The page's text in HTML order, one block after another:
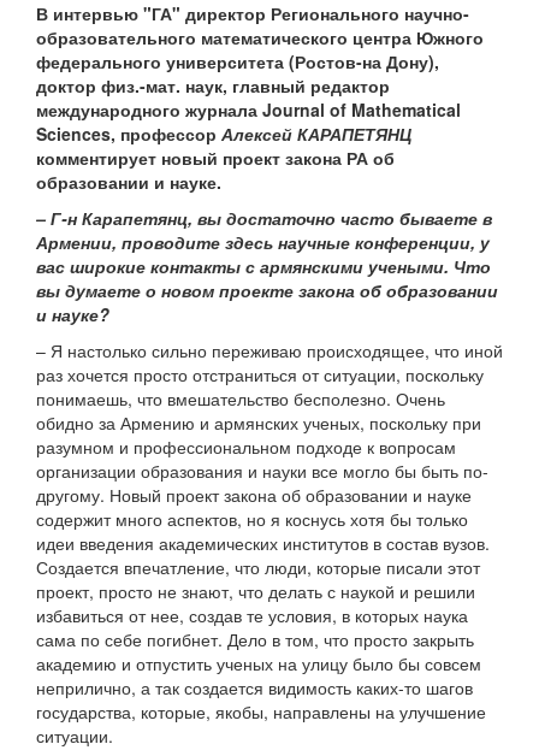
В интервью "ГА" директор Регионального научно-
образовательного математического центра Южного
федерального университета (Ростов-на Дону),
доктор физ.-мат. наук, главный редактор
международного журнала Journal of Mathematical
Sciences, профессор Алексей КАРАПЕТЯНЦ
комментирует новый проект закона РА об
образовании и науке.
– Г-н Карапетянц, вы достаточно часто бываете в
Армении, проводите здесь научные конференции, у
вас широкие контакты с армянскими учеными. Что
вы думаете о новом проекте закона об образовании
и науке?
– Я настолько сильно переживаю происходящее, что иной
раз хочется просто отстраниться от ситуации, поскольку
понимаешь, что вмешательство бесполезно. Очень
обидно за Армению и армянских ученых, поскольку при
разумном и профессиональном подходе к вопросам
организации образования и науки все могло бы быть по-
другому. Новый проект закона об образовании и науке
содержит много аспектов, но я коснусь хотя бы только
идеи введения академических институтов в состав вузов.
Создается впечатление, что люди, которые писали этот
проект, просто не знают, что делать с наукой и решили
избавиться от нее, создав те условия, в которых наука
сама по себе погибнет. Дело в том, что просто закрыть
академию и отпустить ученых на улицу было бы совсем
неприлично, а так создается видимость каких-то шагов
государства, которые, якобы, направлены на улучшение
ситуации.